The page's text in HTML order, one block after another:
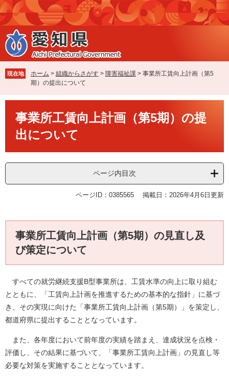
ペ
ー
ジ
の
先
で
す
メ
ニ
ュ
ー
を
ば
し
本
現在地 ホーム > 組織からさがす > 障害福祉課 > 事業所工賃向上計画（第5
期）の提出について
事業所工賃向上計画（第5期）の提
出について
ページ内目次
ページID：0385565 掲載日：2026年4月6日更新
事業所工賃向上計画（第5期）の見直し及
び策定について
すべての就労継続支援B型事業所は、工賃水準の向上に取り組む
とともに、「工賃向上計画を推進するための基本的な指針」に基づ
き、その実現に向けた「事業所工賃向上計画（第5期）」を策定し、
都道府県に提出することとなっています。
また、各年度において前年度の実績を踏まえ、達成状況を点検・
評価し、その結果に基づいて、「事業所工賃向上計画」の見直し等
必要な対策を実施することとなっています。